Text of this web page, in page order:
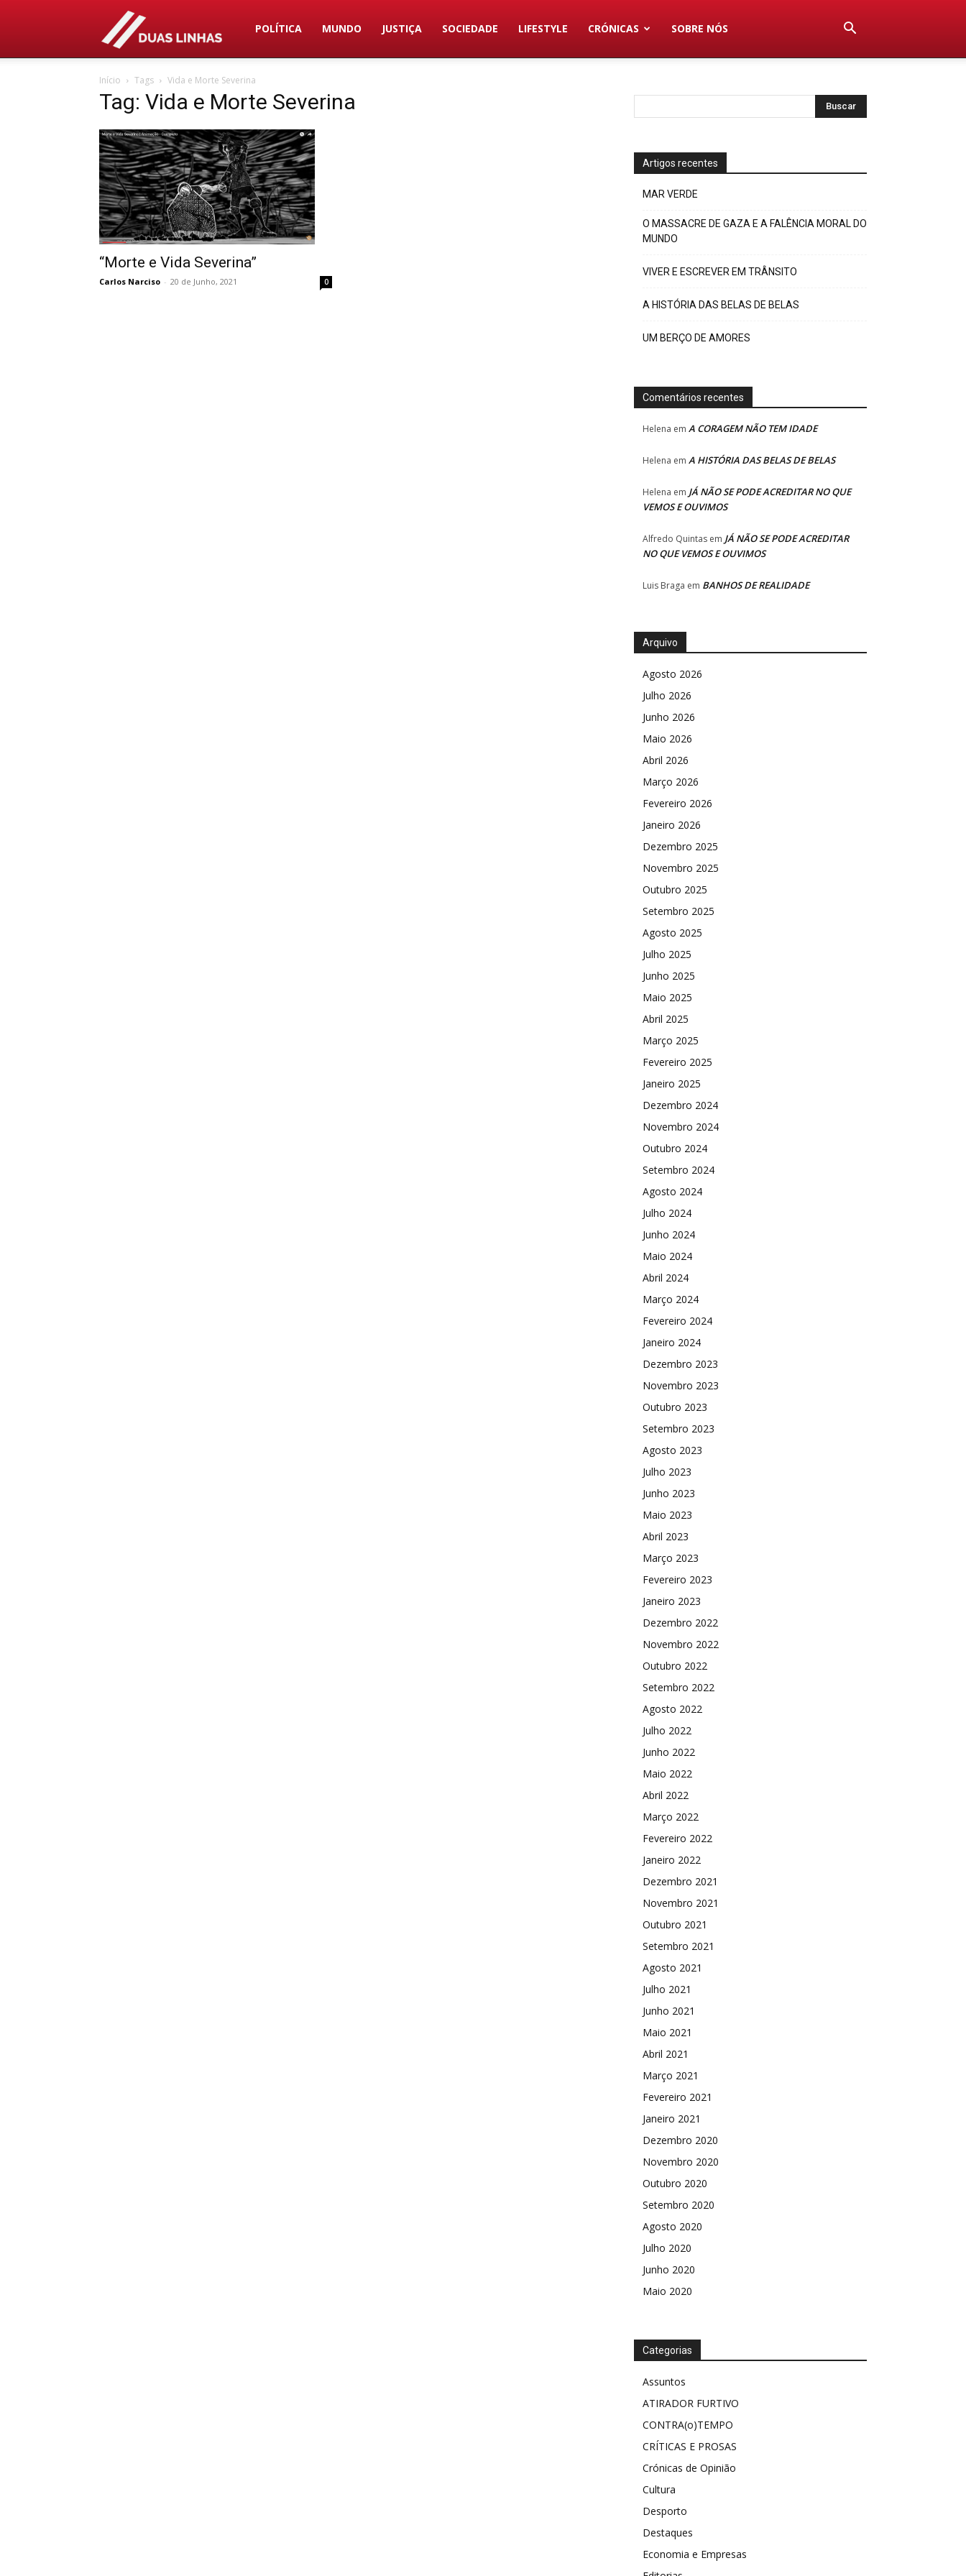
Duas
Linhas
POLÍTICA MUNDO JUSTIÇA SOCIEDADE LIFESTYLE CRÓNICAS SOBRE NÓS
Início Tags Vida e Morte Severina
Tag: Vida e Morte Severina
“Morte e Vida Severina”
Carlos Narciso - 20 de Junho, 2021 0
Artigos recentes
MAR VERDE
O MASSACRE DE GAZA E A FALÊNCIA MORAL DO
MUNDO
VIVER E ESCREVER EM TRÂNSITO
A HISTÓRIA DAS BELAS DE BELAS
UM BERÇO DE AMORES
Comentários recentes
Helena em A CORAGEM NÃO TEM IDADE
Helena em A HISTÓRIA DAS BELAS DE BELAS
Helena em JÁ NÃO SE PODE ACREDITAR NO QUE
VEMOS E OUVIMOS
Alfredo Quintas em JÁ NÃO SE PODE ACREDITAR
NO QUE VEMOS E OUVIMOS
Luis Braga em BANHOS DE REALIDADE
Arquivo
Agosto 2026
Julho 2026
Junho 2026
Maio 2026
Abril 2026
Março 2026
Fevereiro 2026
Janeiro 2026
Dezembro 2025
Novembro 2025
Outubro 2025
Setembro 2025
Agosto 2025
Julho 2025
Junho 2025
Maio 2025
Abril 2025
Março 2025
Fevereiro 2025
Janeiro 2025
Dezembro 2024
Novembro 2024
Outubro 2024
Setembro 2024
Agosto 2024
Julho 2024
Junho 2024
Maio 2024
Abril 2024
Março 2024
Fevereiro 2024
Janeiro 2024
Dezembro 2023
Novembro 2023
Outubro 2023
Setembro 2023
Agosto 2023
Julho 2023
Junho 2023
Maio 2023
Abril 2023
Março 2023
Fevereiro 2023
Janeiro 2023
Dezembro 2022
Novembro 2022
Outubro 2022
Setembro 2022
Agosto 2022
Julho 2022
Junho 2022
Maio 2022
Abril 2022
Março 2022
Fevereiro 2022
Janeiro 2022
Dezembro 2021
Novembro 2021
Outubro 2021
Setembro 2021
Agosto 2021
Julho 2021
Junho 2021
Maio 2021
Abril 2021
Março 2021
Fevereiro 2021
Janeiro 2021
Dezembro 2020
Novembro 2020
Outubro 2020
Setembro 2020
Agosto 2020
Julho 2020
Junho 2020
Maio 2020
Categorias
Assuntos
ATIRADOR FURTIVO
CONTRA(o)TEMPO
CRÍTICAS E PROSAS
Crónicas de Opinião
Cultura
Desporto
Destaques
Economia e Empresas